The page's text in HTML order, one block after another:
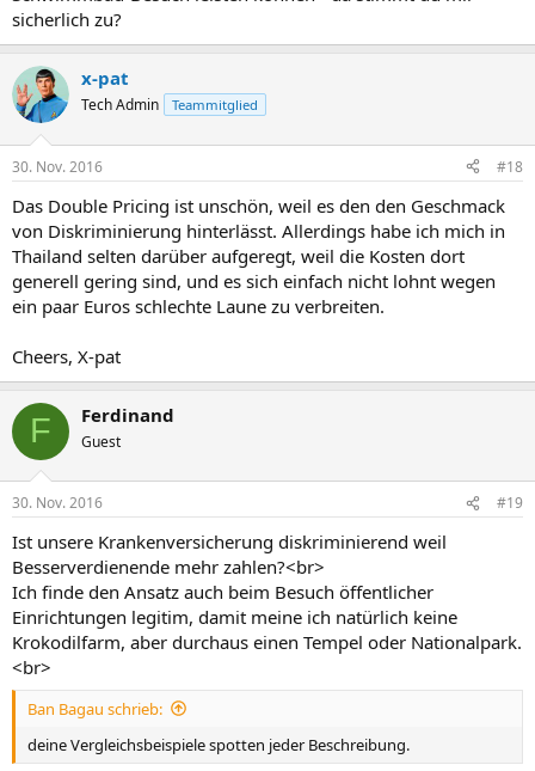
sicherlich zu?
x-pat
Tech Admin Teammitglied
30. Nov. 2016 #18
Das Double Pricing ist unschön, weil es den den Geschmack
von Diskriminierung hinterlässt. Allerdings habe ich mich in
Thailand selten darüber aufgeregt, weil die Kosten dort
generell gering sind, und es sich einfach nicht lohnt wegen
ein paar Euros schlechte Laune zu verbreiten.
Cheers, X-pat
F Ferdinand
Guest
30. Nov. 2016 #19
Ist unsere Krankenversicherung diskriminierend weil
Besserverdienende mehr zahlen?<br>
Ich finde den Ansatz auch beim Besuch öffentlicher
Einrichtungen legitim, damit meine ich natürlich keine
Krokodilfarm, aber durchaus einen Tempel oder Nationalpark.
<br>
Ban Bagau schrieb:
deine Vergleichsbeispiele spotten jeder Beschreibung.